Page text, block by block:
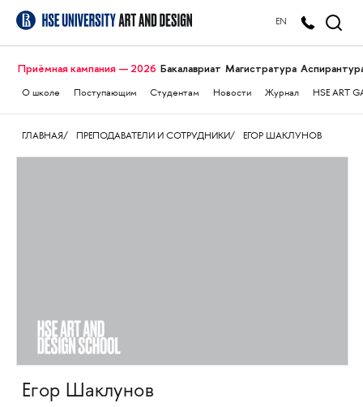
EN
Приёмная кампания — 2026 Бакалавриат Магистратура
О школе Поступающим Студентам Новости Журнал HSE ART
ГЛАВНАЯ ПРЕПОДАВАТЕЛИ И СОТРУДНИКИ ЕГОР ШАКЛУНОВ
Егор Шаклунов